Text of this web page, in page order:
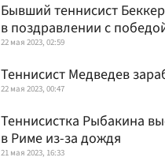
Бывший теннисист
в поздравлении с
22 мая 2023, 02:59
Теннисист Медведев
22 мая 2023, 00:47
Теннисистка Рыбакина
в Риме из-за дождя
21 мая 2023, 16:33